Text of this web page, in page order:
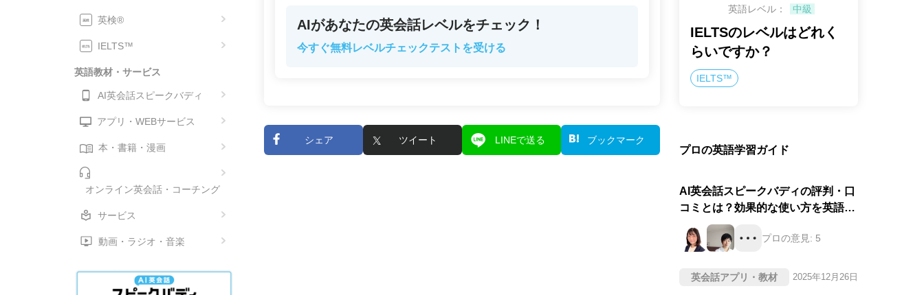
英検®
IELTS™
英語教材・サービス
AI英会話スピークバディ
アプリ・WEBサービス
本・書籍・漫画
オンライン英会話・コーチング
サービス
動画・ラジオ・音楽
AIがあなたの英会話レベルをチェック！
今すぐ無料レベルチェックテストを受ける
シェア ツイート LINEで送る ブックマーク
英語レベル： 中級
IELTSのレベルはどれく
らいですか？
IELTS™
プロの英語学習ガイド
AI英会話スピークバディの評判・口
コミとは？効果的な使い方を英語の
プロが徹底評価！
プロの意見: 5
英会話アプリ・教材 2025年12月26日